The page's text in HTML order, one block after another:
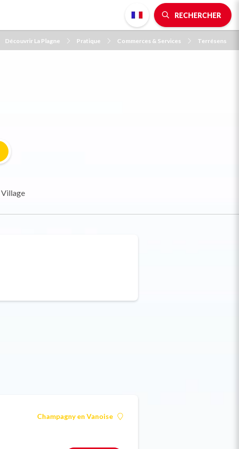
RECHERCHER
Découvrir La Plagne Pratique Commerces & Services Terrésens
Village
Champagny en Vanoise